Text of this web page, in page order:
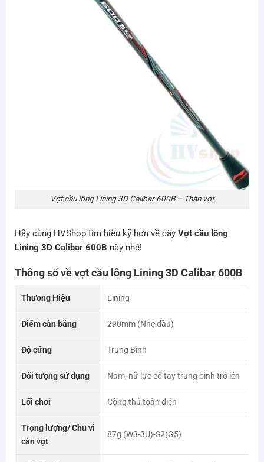
Vợt cầu lông Lining 3D Calibar 600B – Thân vợt
Hãy cùng HVShop tìm hiểu kỹ hơn về cây Vợt cầu lông
Lining 3D Calibar 600B này nhé!
Thông số về vợt cầu lông Lining 3D Calibar 600B
Thương Hiệu Lining
Điểm cân bằng 290mm (Nhẹ đầu)
Độ cứng Trung Bình
Đối tượng sử dụng Nam, nữ lực cổ tay trung bình trở lên
Lối chơi Công thủ toàn diện
Trọng lượng/ Chu vi
cán vợt
87g (W3-3U)-S2(G5)